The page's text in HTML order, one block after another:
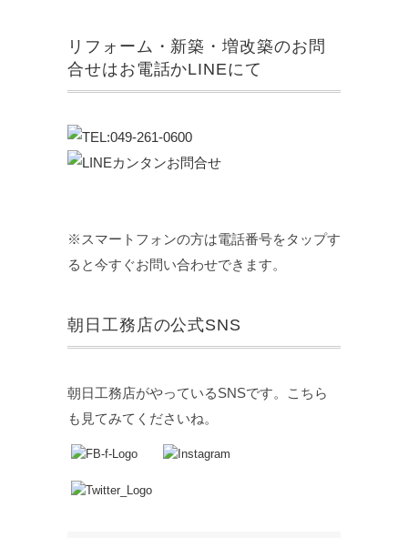
リフォーム・新築・増改築のお問
合せはお電話かLINEにて
※スマートフォンの方は電話番号をタップす
ると今すぐお問い合わせできます。
朝日工務店の公式SNS
朝日工務店がやっているSNSです。こちら
も見てみてくださいね。